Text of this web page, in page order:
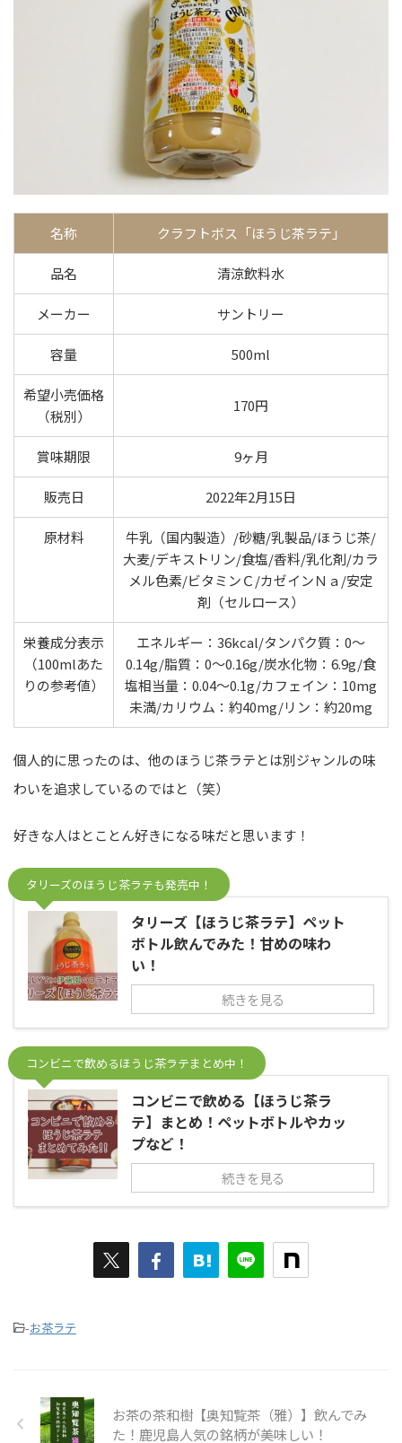
名称 クラフトボス「ほうじ茶ラテ」
品名 清涼飲料水
メーカー サントリー
容量 500ml
希望小売価格
（税別）
170円
賞味期限 9ヶ月
販売日 2022年2月15日
原材料
牛乳（国内製造）/砂糖/乳製品/ほうじ茶/
大麦/デキストリン/食塩/香料/乳化剤/カラ
メル色素/ビタミンＣ/カゼインＮａ/安定
剤（セルロース）
栄養成分表示
（100mlあた
りの参考値）
エネルギー：36kcal/タンパク質：0～
0.14g/脂質：0～0.16g/炭水化物：6.9g/食
塩相当量：0.04～0.1g/カフェイン：10mg
未満/カリウム：約40mg/リン：約20mg
個人的に思ったのは、他のほうじ茶ラテとは別ジャンルの味
わいを追求しているのではと（笑）
好きな人はとことん好きになる味だと思います！
タリーズのほうじ茶ラテも発売中！
タリーズ【ほうじ茶ラテ】ペット
ボトル飲んでみた！甘めの味わ
い！
続きを見る
コンビニで飲めるほうじ茶ラテまとめ中！
コンビニで飲める【ほうじ茶ラ
テ】まとめ！ペットボトルやカッ
プなど！
続きを見る
-お茶ラテ
お茶の茶和樹【奥知覧茶（雅）】飲んでみ
た！鹿児島人気の銘柄が美味しい！